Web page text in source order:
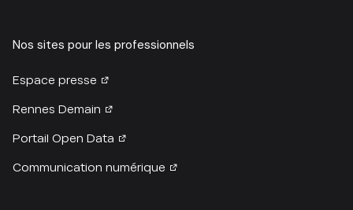
Nos sites pour les professionnels
Espace presse
Rennes Demain
Portail Open Data
Communication numérique